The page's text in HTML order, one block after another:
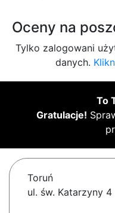
Oceny na
Tylko zalogowani
danych.
To
Gratulacje!
Toruń
ul. św. Katarzyny 4